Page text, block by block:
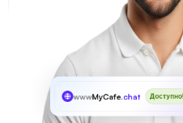
wwwMyCafe.chat Доступно!